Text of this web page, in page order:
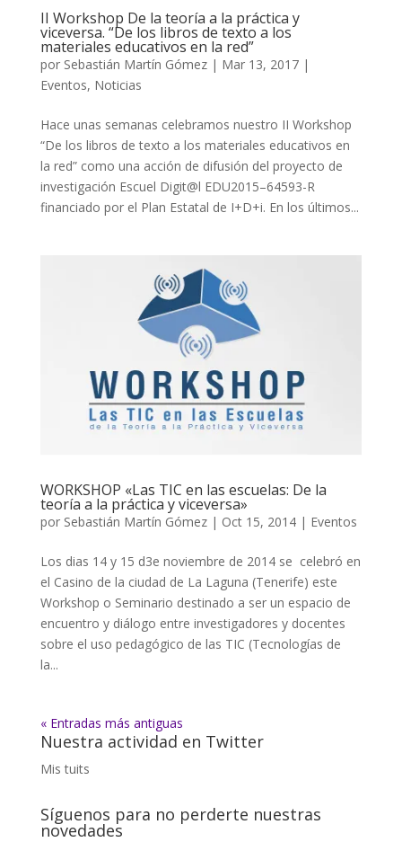
II Workshop De la teoría a la práctica y
viceversa. “De los libros de texto a los
materiales educativos en la red”
por Sebastián Martín Gómez| Mar 13, 2017|
Eventos, Noticias
Hace unas semanas celebramos nuestro II Workshop
“De los libros de texto a los materiales educativos en
la red” como una acción de difusión del proyecto de
investigación Escuel Digit@l EDU2015–64593-R
financiado por el Plan Estatal de I+D+i. En los últimos...
WORKSHOP «Las TIC en las escuelas: De la
teoría a la práctica y viceversa»
por Sebastián Martín Gómez| Oct 15, 2014| Eventos
Los dias 14 y 15 d3e noviembre de 2014 se celebró en
el Casino de la ciudad de La Laguna (Tenerife) este
Workshop o Seminario destinado a ser un espacio de
encuentro y diálogo entre investigadores y docentes
sobre el uso pedagógico de las TIC (Tecnologías de
la...
« Entradas más antiguas
Nuestra actividad en Twitter
Mis tuits
Síguenos para no perderte nuestras
novedades